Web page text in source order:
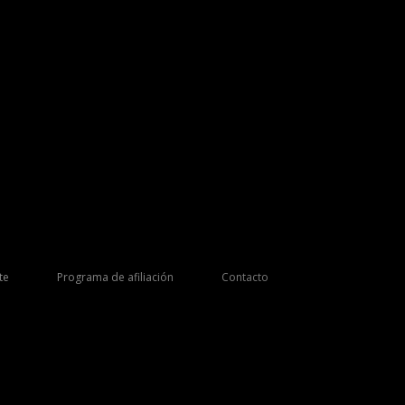
Programa de afiliación Contacto